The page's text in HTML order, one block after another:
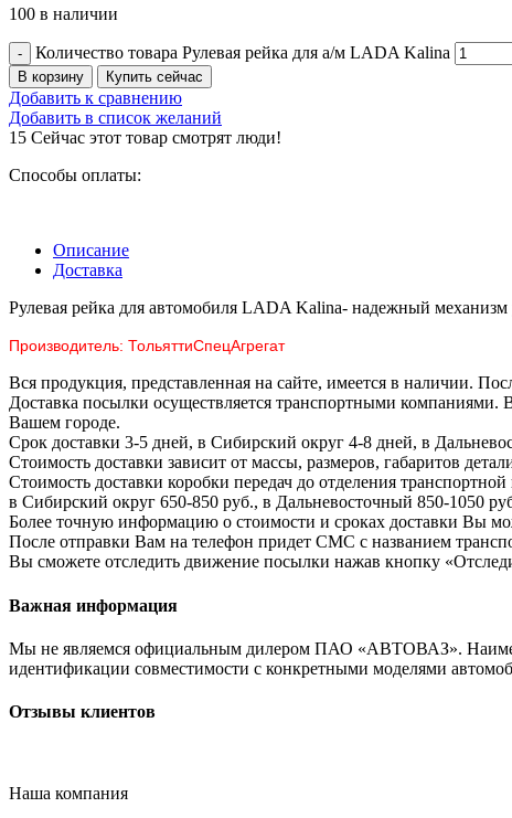
100 в наличии
Количество товара Рулевая рейка для а/м LADA Kalina
В корзину Купить сейчас
Добавить к сравнению
Добавить в список желаний
15 Сейчас этот товар смотрят люди!
Способы оплаты:
Описание
Доставка
Рулевая рейка для автомобиля LADA Kalina- надежный
Производитель: ТольяттиСпецАгрегат
Вся продукция, представленная на сайте, имеется в наличии.
Доставка посылки осуществляется транспортными
Вашем городе.
Срок доставки 3-5 дней, в Сибирский округ 4-8 дней, в
Стоимость доставки зависит от массы, размеров, габаритов
Стоимость доставки коробки передач до отделения
в Сибирский округ 650-850 руб., в Дальневосточный 850-1050
Более точную информацию о стоимости и сроках доставки Вы
После отправки Вам на телефон придет СМС с названием
Вы сможете отследить движение посылки нажав кнопку
Важная информация
Мы не являемся официальным дилером ПАО «АВТОВАЗ».
идентификации совместимости с конкретными моделями
Отзывы клиентов
Наша компания